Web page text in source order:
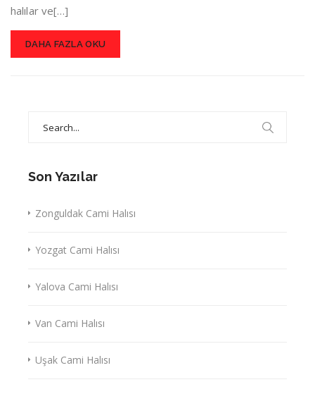
halılar ve[…]
DAHA FAZLA OKU
Son Yazılar
Zonguldak Cami Halısı
Yozgat Cami Halısı
Yalova Cami Halısı
Van Cami Halısı
Uşak Cami Halısı